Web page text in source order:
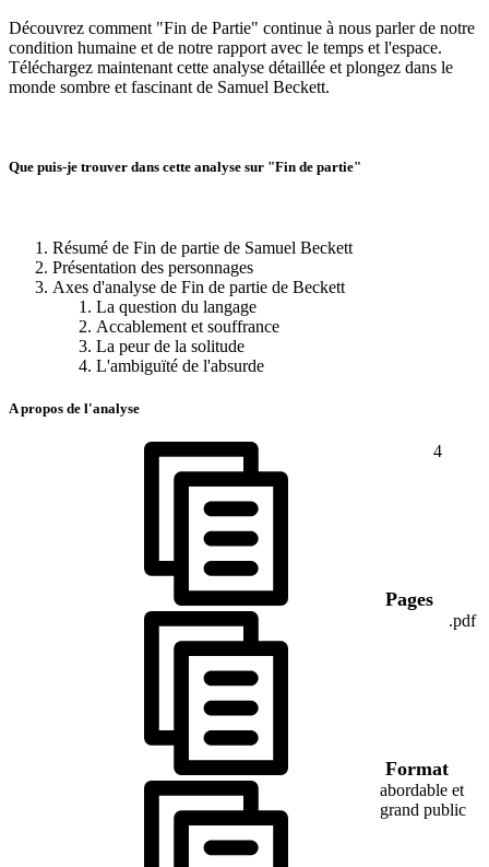
Découvrez comment "Fin de Partie" continue à nous parler de notre
condition humaine et de notre rapport avec le temps et l'espace.
Téléchargez maintenant cette analyse détaillée et plongez dans le
monde sombre et fascinant de Samuel Beckett.
Que puis-je trouver dans cette analyse sur "Fin de partie"
Résumé de Fin de partie de Samuel Beckett
Présentation des personnages
Axes d'analyse de Fin de partie de Beckett
La question du langage
Accablement et souffrance
La peur de la solitude
L'ambiguïté de l'absurde
A propos de l'analyse
Pages
4
Format
.pdf
abordable et
grand public